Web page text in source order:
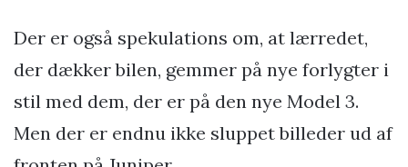
Der er også spekulations om, at lærredet,
der dækker bilen, gemmer på nye forlygter i
stil med dem, der er på den nye Model 3.
Men der er endnu ikke sluppet billeder ud af